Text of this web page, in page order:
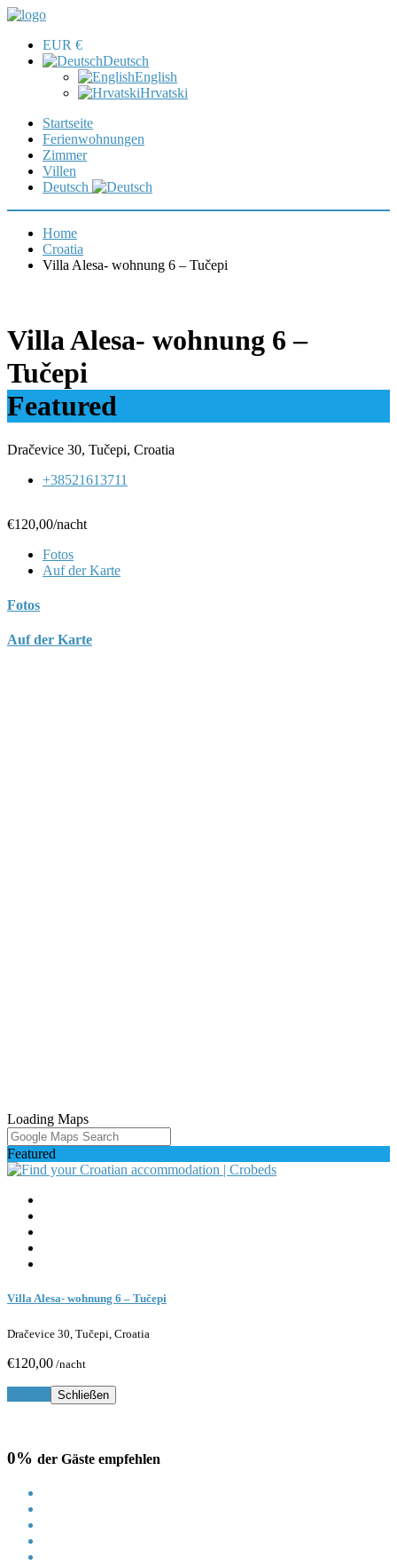
EUR €
Deutsch
English
Hrvatski
Startseite
Ferienwohnungen
Zimmer
Villen
Deutsch
Home
Croatia
Villa Alesa- wohnung 6 – Tučepi
Villa Alesa- wohnung 6 –
Tučepi
Featured
Dračevice 30, Tučepi, Croatia
+38521613711
€120,00/nacht
Fotos
Auf der Karte
Fotos
Auf der Karte
Loading Maps
Featured
Villa Alesa- wohnung 6 – Tučepi
Dračevice 30, Tučepi, Croatia
€120,00 /nacht
Schließen
0% der Gäste empfehlen